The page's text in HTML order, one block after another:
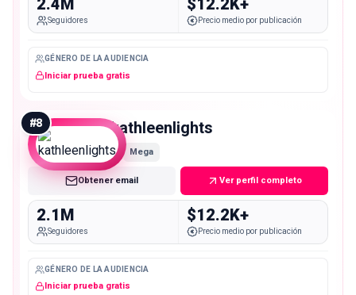
2.4M
Seguidores
$12.2K+
Precio medio por publicación
GÉNERO DE LA AUDIENCIA
Iniciar prueba gratis
#8 kathleenlights
Mega
Obtener email Ver perfil completo
2.1M
Seguidores
$12.2K+
Precio medio por publicación
GÉNERO DE LA AUDIENCIA
Iniciar prueba gratis